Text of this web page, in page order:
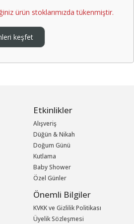
ürün stoklarımızda tükenmiştir.
keşfet
Etkinlikler
Alışveriş
Düğün & Nikah
Doğum Günü
Kutlama
Baby Shower
Özel Günler
Önemli Bilgiler
KVKK ve Gizlilik Politikası
Üyelik Sözleşmesi